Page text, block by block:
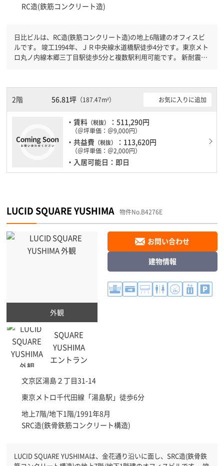
RC造(鉄筋コンクリート造)
日比ビルは、RC造(鉄筋コンクリート造)の地上6階建のオフィスビ
ルです。 竣工1994年、ＪＲ中央線水道橋駅徒歩4分です。東京メト
ロ丸ノ内線本郷三丁目駅徒歩5分と複数駅利用可能です。 新耐震基
す。
2階 56.81坪 （187.47m²） お気に入りに追加
・賃料 （税抜） ：511,290円
（＠坪単価：＠9,000円）
・共益費 （税抜） ：113,620円
（＠坪単価：＠2,000円）
・入居可能日：即日
LUCID SQUARE YUSHIMA 物件No.B4276E
外観
文京区湯島２丁目31-14
東京メトロ千代田線「湯島駅 」徒歩6分
地上7階/地下1階/1991年8月
SRC造(鉄骨鉄筋コンクリート構造)
お問い合わせ
建物情報
LUCID SQUARE YUSHIMAは、金花通り沿いに面し、SRC造(鉄骨鉄